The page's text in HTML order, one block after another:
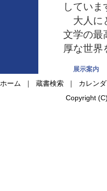
していま
大人に
文学の最
厚な世界
展示案内
ホーム ｜ 蔵書検索 ｜ カレン
Copyright